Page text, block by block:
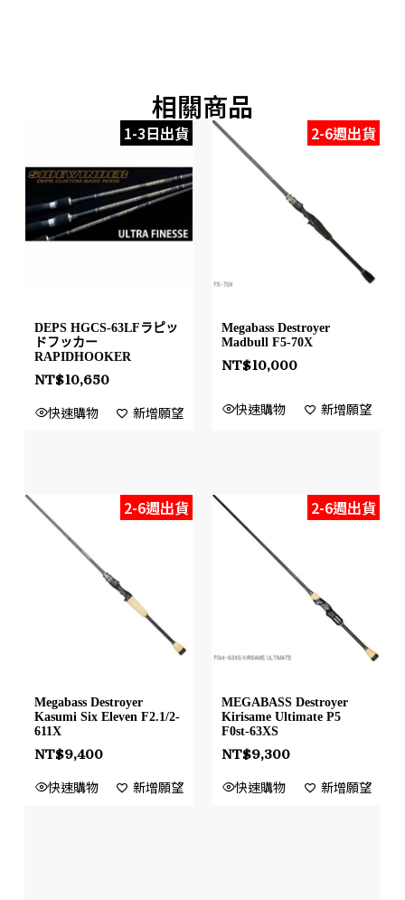
相關商品
1-3日出貨
DEPS HGCS-63LFラピッ
ドフッカー
RAPIDHOOKER
NT$10,650
快速購物 新增願望
2-6週出貨
Megabass Destroyer
Madbull F5-70X
NT$10,000
快速購物 新增願望
2-6週出貨
Megabass Destroyer
Kasumi Six Eleven F2.1/2-
611X
NT$9,400
快速購物 新增願望
2-6週出貨
MEGABASS Destroyer
Kirisame Ultimate P5
F0st-63XS
NT$9,300
快速購物 新增願望